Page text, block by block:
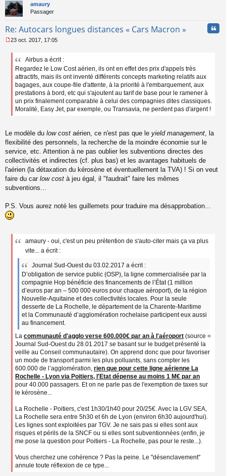
amaury
Passager
Re: Autocars longues distances « Cars Macron »
e
23 oct. 2017, 17:05
Airbus a écrit :
Regardez le Low Cost aérien, ils ont en effet des prix d'appels très
attractifs, mais ils ont inventé différents concepts marketing relatifs aux
bagages, aux coupe-file d'attente, à la priorité à l'embarquement, aux
prestations à bord, etc qui s'ajoutent au tarif de base pour le ramener à
un prix finalement comparable à celui des compagnies dites classiques.
Moralité, Easy Jet, par exemple, ou Transavia, ne perdent pas d'argent !
Le modèle du low cost aérien, ce n'est pas que le yield management , la
flexibilité des personnels, la recherche de la moindre économie sur le
service, etc. Attention à ne pas oublier les subventions directes des
collectivités et indirectes (cf. plus bas) et les avantages habituels de
l'aérien (la détaxation du kérosène et éventuellement la TVA) ! Si on veut
faire du car low cost à jeu égal, il "faudrait" faire les mêmes
subventions...
P.S. Vous aurez noté les guillemets pour traduire ma désapprobation...
amaury - oui, c'est un peu prétention de s'auto-citer mais ça va plus
vite... a écrit :
Journal Sud-Ouest du 03.02.2017 a écrit :
D’obligation de service public (OSP), la ligne commercialisée par la
compagnie Hop bénéficie des financements de l’État (1 million
d’euros par an – 500 000 euros pour chaque aéroport), de la région
Nouvelle-Aquitaine et des collectivités locales. Pour la seule
desserte de La Rochelle, le département de la Charente-Maritime
et la Communauté d’agglomération rochelaise participent eux aussi
au financement.
La communauté d'agglo verse 600.000€ par an à l'aéroport (source =
Journal Sud-Ouest du 28.01.2017 se basant sur le budget présenté la
veille au Conseil communautaire). On apprend donc que pour favoriser
un mode de transport parmi les plus polluants, sans compter les
600.000 de l’agglomération, rien que pour cette ligne aérienne La
Rochelle - Lyon via Poitiers, l'Etat dépense au moins 1 M€ par an
pour 40.000 passagers. Et on ne parle pas de l'exemption de taxes sur
le kérosène...
La Rochelle - Poitiers, c'est 1h30/1h40 pour 20/25€. Avec la LGV SEA,
La Rochelle sera entre 5h30 et 6h de Lyon (environ 6h30 aujourd'hui).
Les lignes sont exploitées par TGV. Je ne sais pas si elles sont aux
risques et périls de la SNCF ou si elles sont subventionnées (enfin, je
me pose la question pour Poitiers - La Rochelle, pas pour le reste...).
Vous cherchez une cohérence ? Pas la peine. Le "désenclavement"
annule toute réflexion de ce type...